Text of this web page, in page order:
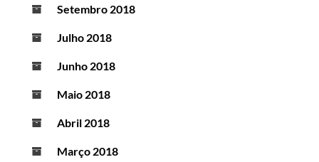
Setembro 2018
Julho 2018
Junho 2018
Maio 2018
Abril 2018
Março 2018